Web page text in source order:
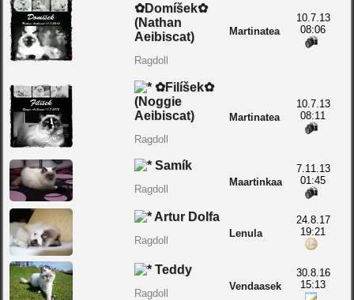
✿Domíšek✿
(Nathan
Aeibiscat)
Ragdoll
Martinatea
10.7.13
08:06
✿Filíšek✿
(Noggie
Aeibiscat)
Ragdoll
Martinatea
10.7.13
08:11
Samík
Ragdoll
Maartinkaa
7.11.13
01:45
Artur Dolfa
Ragdoll
Lenula
24.8.17
19:21
Teddy
Ragdoll
Vendaasek
30.8.16
15:13